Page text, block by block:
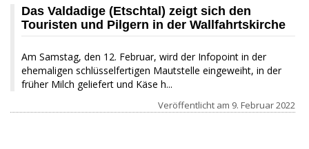
Das Valdadige (Etschtal) zeigt sich den
Touristen und Pilgern in der Wallfahrtskirche
Am Samstag, den 12. Februar, wird der Infopoint in der
ehemaligen schlüsselfertigen Mautstelle eingeweiht, in der
früher Milch geliefert und Käse h...
Veröffentlicht am 9. Februar 2022